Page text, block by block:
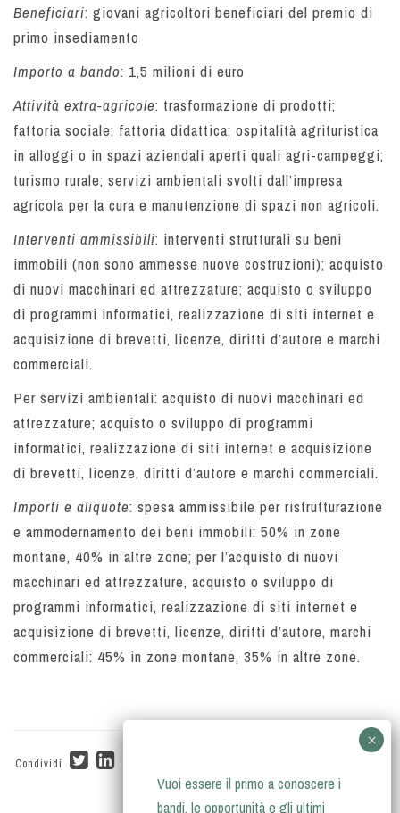
Beneficiari: giovani agricoltori beneficiari del premio di
primo insediamento
Importo a bando: 1,5 milioni di euro
Attività extra-agricole: trasformazione di prodotti;
fattoria sociale; fattoria didattica; ospitalità agrituristica
in alloggi o in spazi aziendali aperti quali agri-campeggi;
turismo rurale; servizi ambientali svolti dall’impresa
agricola per la cura e manutenzione di spazi non agricoli.
Interventi ammissibili: interventi strutturali su beni
immobili (non sono ammesse nuove costruzioni); acquisto
di nuovi macchinari ed attrezzature; acquisto o sviluppo
di programmi informatici, realizzazione di siti internet e
acquisizione di brevetti, licenze, diritti d’autore e marchi
commerciali.
Per servizi ambientali: acquisto di nuovi macchinari ed
attrezzature; acquisto o sviluppo di programmi
informatici, realizzazione di siti internet e acquisizione
di brevetti, licenze, diritti d’autore e marchi commerciali.
Importi e aliquote: spesa ammissibile per ristrutturazione
e ammodernamento dei beni immobili: 50% in zone
montane, 40% in altre zone; per l’acquisto di nuovi
macchinari ed attrezzature, acquisto o sviluppo di
programmi informatici, realizzazione di siti internet e
acquisizione di brevetti, licenze, diritti d’autore, marchi
commerciali: 45% in zone montane, 35% in altre zone.
Condividi
Vuoi essere il primo a conoscere i
bandi, le opportunità e gli ultimi